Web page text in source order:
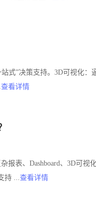
式”决策支持。3D可视化：
查看详情
报表、Dashboard、3D可视
持 ...查看详情